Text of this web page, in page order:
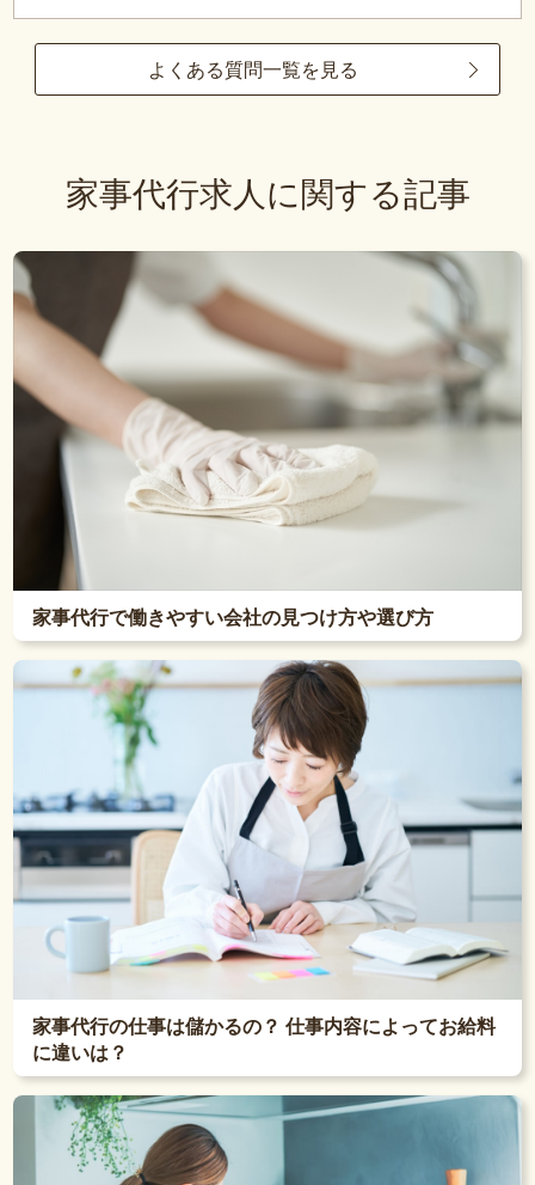
よくある質問一覧を見る
家事代行求人に関する記事
家事代行で働きやすい会社の見つけ方や選び方
家事代行の仕事は儲かるの？ 仕事内容によってお給料
に違いは？